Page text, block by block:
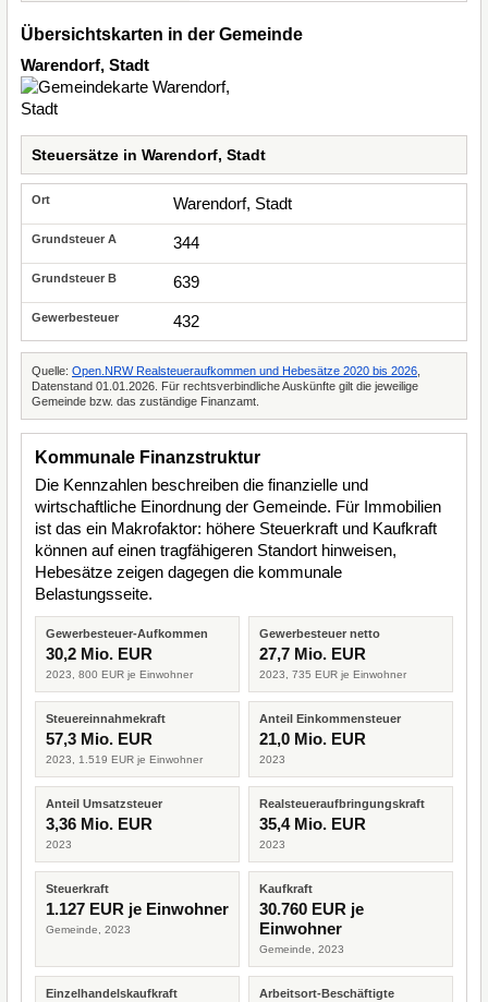
Übersichtskarten in der Gemeinde
Warendorf, Stadt
Steuersätze in Warendorf, Stadt
Warendorf, Stadt
344
639
432
Quelle: Open.NRW Realsteueraufkommen und Hebesätze 2020 bis 2026
Datenstand 01.01.2026. Für rechtsverbindliche Auskünfte gilt die jeweilige
Gemeinde bzw. das zuständige Finanzamt.
Kommunale Finanzstruktur
Die Kennzahlen beschreiben die finanzielle und
wirtschaftliche Einordnung der Gemeinde. Für Immobilien
ist das ein Makrofaktor: höhere Steuerkraft und Kaufkraft
können auf einen tragfähigeren Standort hinweisen,
Hebesätze zeigen dagegen die kommunale
Belastungsseite.
Gewerbesteuer-Aufkommen
30,2 Mio. EUR
2023, 800 EUR je Einwohner
Gewerbesteuer netto
27,7 Mio. EUR
2023, 735 EUR je Einwohner
Steuereinnahmekraft
57,3 Mio. EUR
2023, 1.519 EUR je Einwohner
Anteil Einkommensteuer
21,0 Mio. EUR
2023
Anteil Umsatzsteuer
3,36 Mio. EUR
2023
Realsteueraufbringungskraft
35,4 Mio. EUR
2023
Steuerkraft
1.127 EUR je Einwohner
Gemeinde, 2023
Kaufkraft
30.760 EUR je
Einwohner
Gemeinde, 2023
Einzelhandelskaufkraft Arbeitsort-Beschäftigte